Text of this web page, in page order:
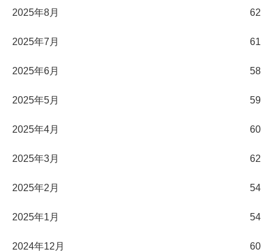
2025年8月 62
2025年7月 61
2025年6月 58
2025年5月 59
2025年4月 60
2025年3月 62
2025年2月 54
2025年1月 54
2024年12月 60